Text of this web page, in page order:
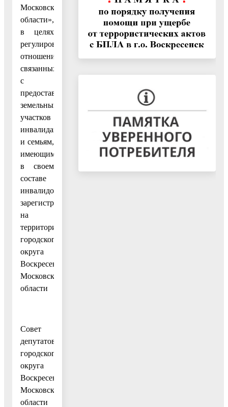
Московской
области»,
в целях
регулирования
отношений,
связанных
с
предоставлением
земельных
участков
инвалидам
и семьям,
имеющим
в своем
составе
инвалидов,
зарегистрированных
на
территории
городского
округа
Воскресенск
Московской
области
Совет
депутатов
городского
округа
Воскресенск
Московской
области